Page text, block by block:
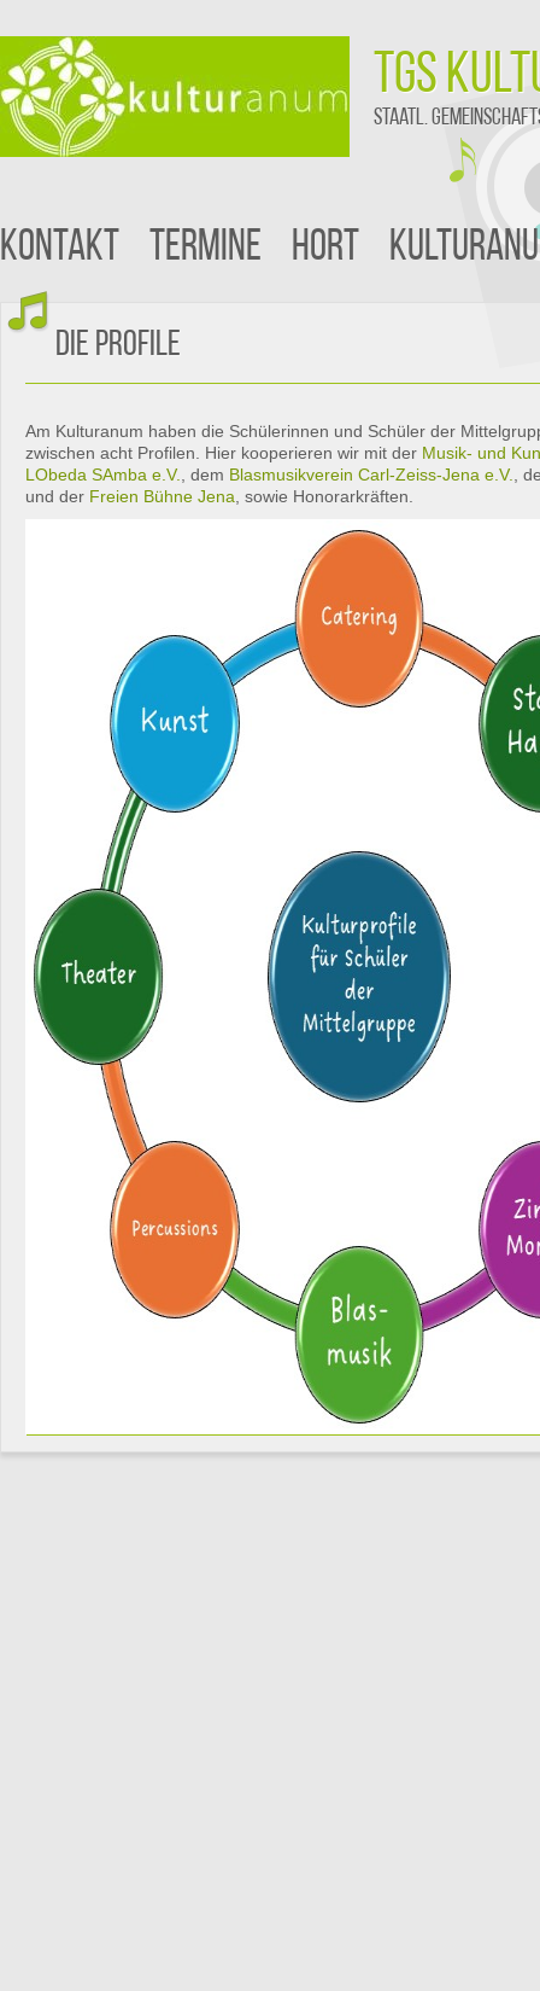
TGS
staatl.
Kontakt Termine Hort
Die Profile
Am Kulturanum haben die Schülerinnen und Schüler der
zwischen acht Profilen. Hier kooperieren wir mit der Musik- und
LObeda SAmba e.V.
, dem Blasmusikverein Carl-Zeiss-Jena e.V.
,
und der Freien Bühne Jena , sowie Honorarkräften.